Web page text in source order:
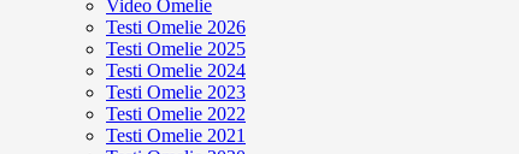
Video Omelie
Testi Omelie 2026
Testi Omelie 2025
Testi Omelie 2024
Testi Omelie 2023
Testi Omelie 2022
Testi Omelie 2021